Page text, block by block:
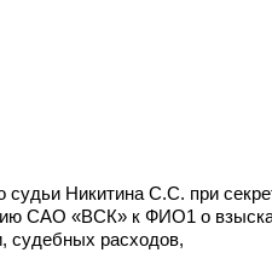
судьи Никитина С.С. при
САО «ВСК» к ФИО1 о
судебных расходов,